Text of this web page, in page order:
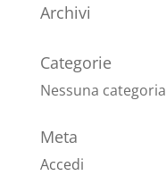
Archivi
Categorie
Nessuna categoria
Meta
Accedi